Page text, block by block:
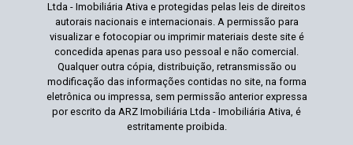
Ltda - Imobiliária Ativa e protegidas pelas leis de direitos
autorais nacionais e internacionais. A permissão para
visualizar e fotocopiar ou imprimir materiais deste site é
concedida apenas para uso pessoal e não comercial.
Qualquer outra cópia, distribuição, retransmissão ou
modificação das informações contidas no site, na forma
eletrônica ou impressa, sem permissão anterior expressa
por escrito da ARZ Imobiliária Ltda - Imobiliária Ativa, é
estritamente proibida.